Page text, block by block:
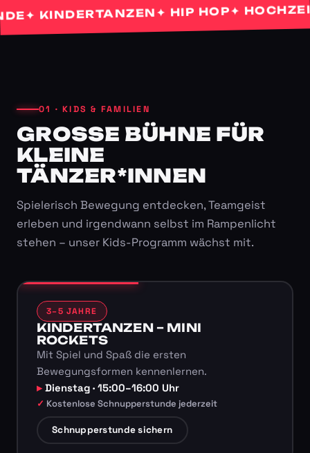
KINDERTANZEN✦ HIP HOP ✦
01 · KIDS & FAMILIEN
GROSSE BÜHNE FÜR K
LEINE T
ÄNZER*INNEN
Spielerisch Bewegung entdecken, Teamgeist
erleben und irgendwann selbst im Rampenlicht
stehen – unser Kids-Programm wächst mit.
3–5 JAHRE
KINDERTANZEN – MINI
ROCKETS
Mit Spiel und Spaß die ersten
Bewegungsformen kennenlernen.
Dienstag · 15:00–16:00 Uhr
Kostenlose Schnupperstunde jederzeit
Schnupperstunde sichern